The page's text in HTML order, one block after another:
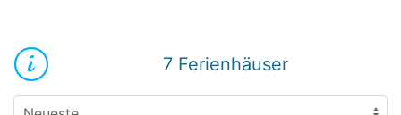
7 Ferienhäuser